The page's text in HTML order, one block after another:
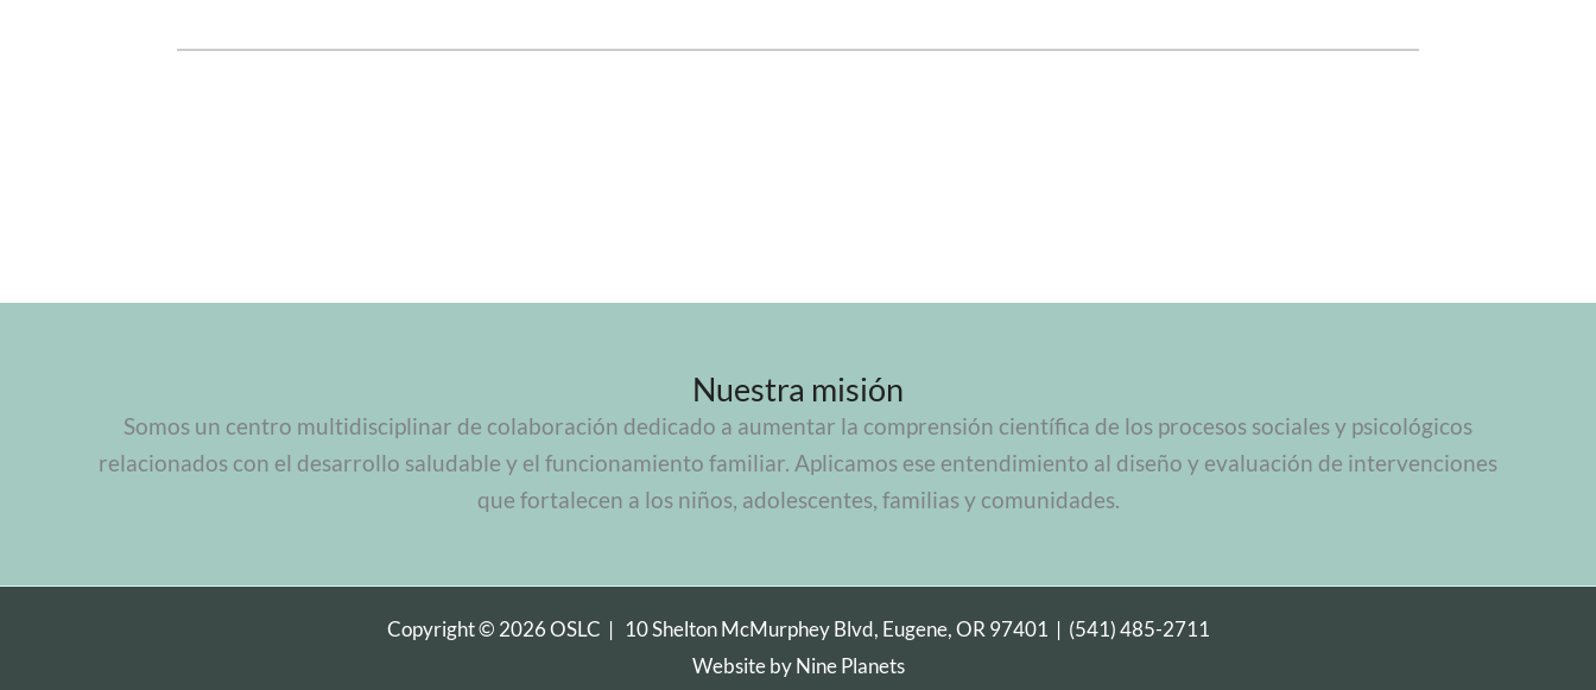
Nuestra misión
Somos un centro multidisciplinar de colaboración dedicado a aumentar la comprensión científica de los procesos sociales y psicológicos
relacionados con el desarrollo saludable y el funcionamiento familiar. Aplicamos ese entendimiento al diseño y evaluación de intervenciones
que fortalecen a los niños, adolescentes, familias y comunidades.
Copyright © 2026 OSLC | 10 Shelton McMurphey Blvd, Eugene, OR 97401 | (541) 485-2711
Website byNine Planets